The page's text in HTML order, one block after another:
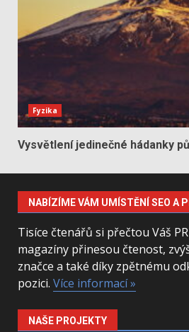
Fyzika
Vysvětlení jedinečné hádanky
NABÍZÍME VÁM UMÍSTĚNÍ SEO A
Tisíce čtenářů si přečtou Váš
magazíny přinesou čtenost,
značce a také díky zpětnému
pozici. Více informací »
NAŠE PROJEKTY